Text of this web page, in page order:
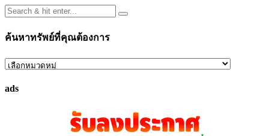
ค้นหาทรัพย์ที่คุณต้องการ
ค้นหา
ที่
ads